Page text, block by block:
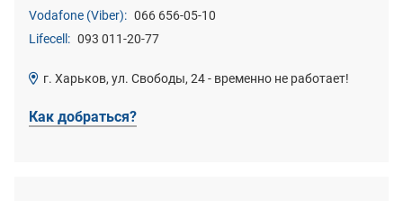
Vodafone (Viber): 066 656-05-10
Lifecell: 093 011-20-77
г. Харьков, ул. Свободы, 24 - временно не работает!
Как добраться?